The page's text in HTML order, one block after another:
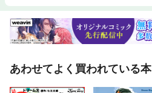
あわせてよく買われている本